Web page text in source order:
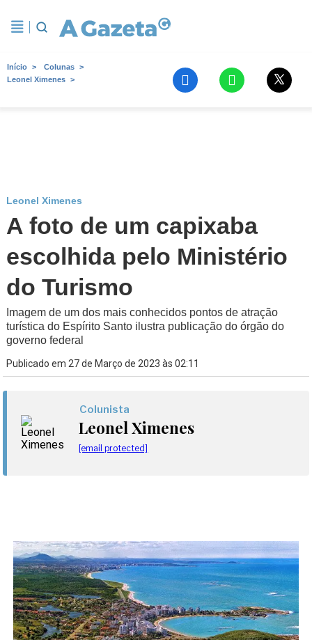
Início
Colunas
Leonel Ximenes
Leonel Ximenes
A foto de um capixaba
escolhida pelo Ministério
do Turismo
Imagem de um dos mais conhecidos pontos de atração
turística do Espírito Santo ilustra publicação do órgão do
governo federal
Publicado em 27 de Março de 2023 às 02:11
Colunista
Leonel Ximenes
[email protected]